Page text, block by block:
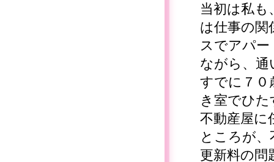
当初は私
は仕事の関
スでアパ
ながら、通
すでに７０
き室でひ
不動産屋に
ところが
更新料の問